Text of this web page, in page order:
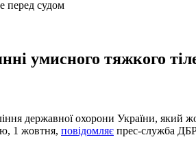
умисного тяжкого
державної охорони України,
1 жовтня, повідомляє прес-служба